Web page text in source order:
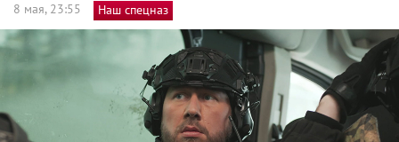
8 мая, 23:55 Наш спецназ